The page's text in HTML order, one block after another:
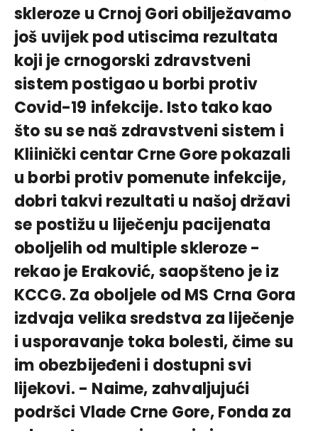
skleroze u Crnoj Gori obilježavamo
još uvijek pod utiscima rezultata
koji je crnogorski zdravstveni
sistem postigao u borbi protiv
Covid-19 infekcije. Isto tako kao
što su se naš zdravstveni sistem i
Kliinički centar Crne Gore pokazali
u borbi protiv pomenute infekcije,
dobri takvi rezultati u našoj državi
se postižu u liječenju pacijenata
oboljelih od multiple skleroze -
rekao je Eraković, saopšteno je iz
KCCG. Za oboljele od MS Crna Gora
izdvaja velika sredstva za liječenje
i usporavanje toka bolesti, čime su
im obezbijeđeni i dostupni svi
lijekovi. - Naime, zahvaljujući
podršci Vlade Crne Gore, Fonda za